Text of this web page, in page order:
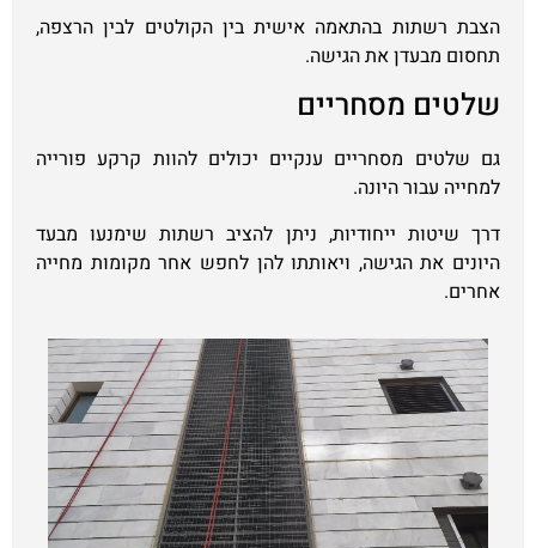
הצבת רשתות בהתאמה אישית בין הקולטים לבין הרצפה,
תחסום מבעדן את הגישה.
שלטים מסחריים
גם שלטים מסחריים ענקיים יכולים להוות קרקע פורייה
למחייה עבור היונה.
דרך שיטות ייחודיות, ניתן להציב רשתות שימנעו מבעד
היונים את הגישה, ויאותתו להן לחפש אחר מקומות מחייה
אחרים.